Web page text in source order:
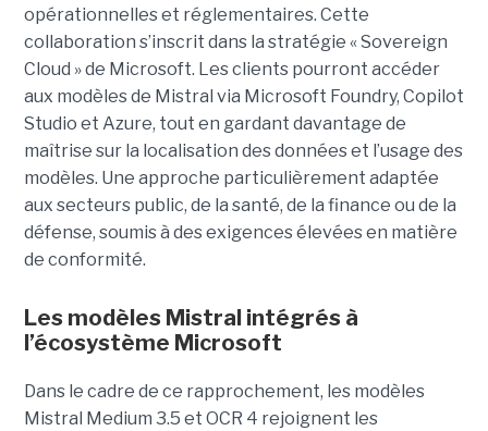
opérationnelles et réglementaires. Cette
collaboration s’inscrit dans la stratégie « Sovereign
Cloud » de Microsoft. Les clients pourront accéder
aux modèles de Mistral via Microsoft Foundry, Copilot
Studio et Azure, tout en gardant davantage de
maîtrise sur la localisation des données et l’usage des
modèles. Une approche particulièrement adaptée
aux secteurs public, de la santé, de la finance ou de la
défense, soumis à des exigences élevées en matière
de conformité.
Les modèles Mistral intégrés à
l’écosystème Microsoft
Dans le cadre de ce rapprochement, les modèles
Mistral Medium 3.5 et OCR 4 rejoignent les